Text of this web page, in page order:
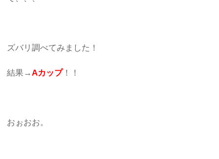
ズバリ調べてみました！
結果→Aカップ！！
おぉおお。